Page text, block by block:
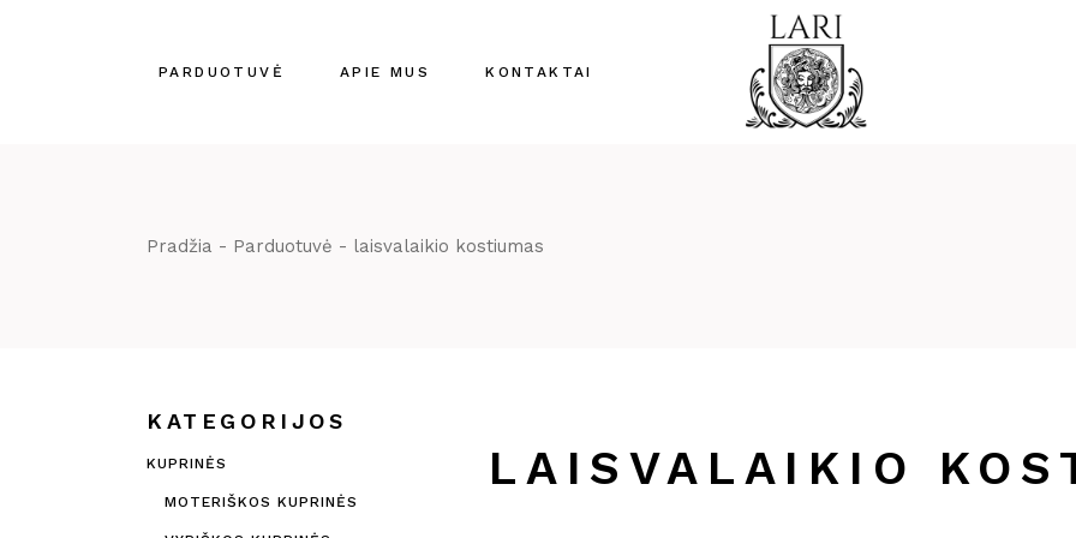
PARDUOTUVĖ APIE MUS KONTAKTAI
Pradžia Parduotuvė laisvalaikio kostiumas
LAISVALAIKIO
KATEGORIJOS
KUPRINĖS
MOTERIŠKOS KUPRINĖS